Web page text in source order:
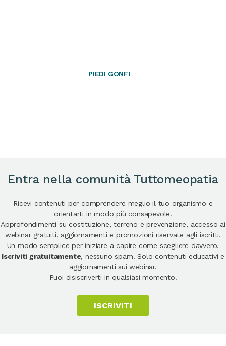
PIEDI GONFI
Entra nella comunità Tuttomeopatia
Ricevi contenuti per comprendere meglio il tuo organismo e
orientarti in modo più consapevole.
Approfondimenti su costituzione, terreno e prevenzione, accesso ai
webinar gratuiti, aggiornamenti e promozioni riservate agli iscritti.
Un modo semplice per iniziare a capire come scegliere davvero.
Iscriviti gratuitamente, nessuno spam. Solo contenuti educativi e
aggiornamenti sui webinar.
Puoi disiscriverti in qualsiasi momento.
ISCRIVITI